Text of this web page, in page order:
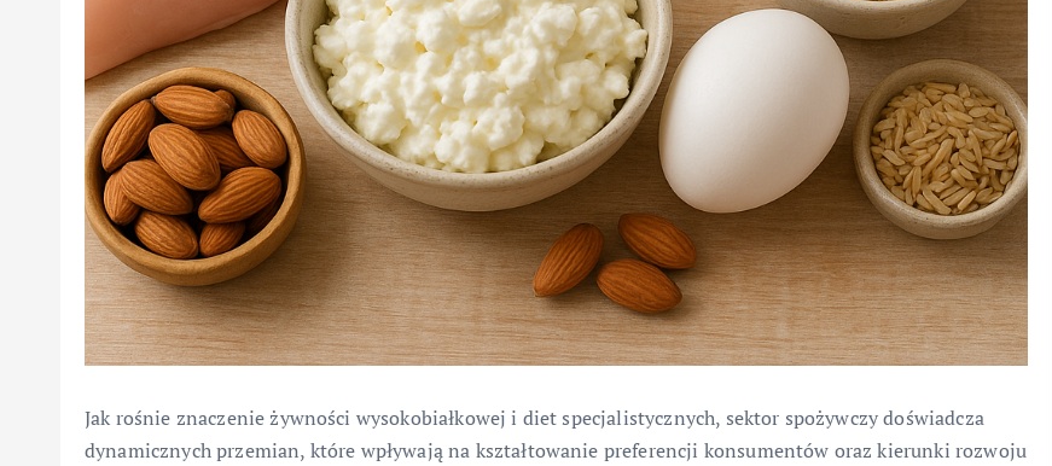
Jak rośnie znaczenie żywności wysokobiałkowej i diet specjalistycznych, sektor spożywczy doświadcza
dynamicznych przemian, które wpływają na kształtowanie preferencji konsumentów oraz kierunki rozwoju